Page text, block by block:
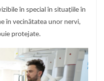
în special în situațiile în
în vecinătatea unor nervi,
protejate.